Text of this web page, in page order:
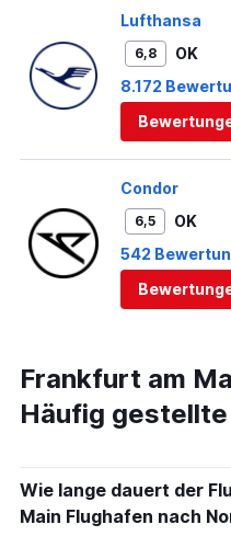
Lufthansa
6,8
OK
8.172
Condor
6,5
OK
542
Frankfurt am
Häufig gestellte
Wie lange dauert der
Main Flughafen nach